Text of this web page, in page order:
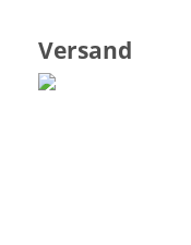
Versand